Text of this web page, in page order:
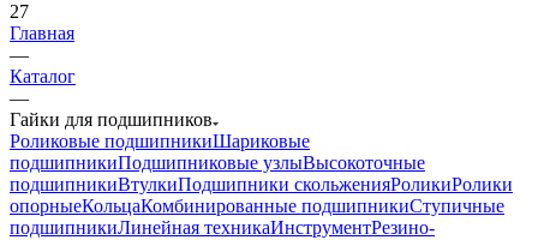
27
Главная
—
Каталог
—
Гайки для подшипников
Роликовые подшипникиШариковые
подшипникиПодшипниковые узлыВысокоточные
подшипникиВтулкиПодшипники скольженияРоликиРолики
опорныеКольцаКомбинированные подшипникиСтупичные
подшипникиЛинейная техникаИнструментРезино-